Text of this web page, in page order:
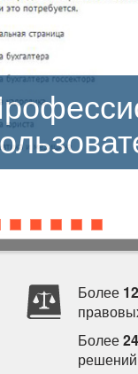
Более
Более
решений